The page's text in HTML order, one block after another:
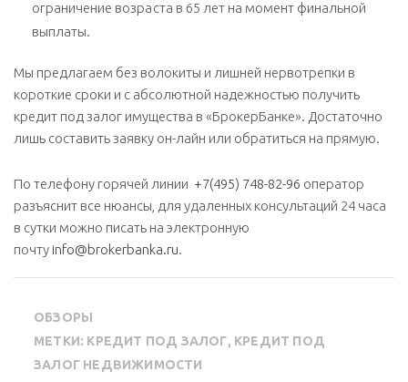
ограничение возраста в 65 лет на момент финальной
выплаты.
Мы предлагаем без волокиты и лишней нервотрепки в
короткие сроки и с абсолютной надежностью получить
кредит под залог имущества в «БрокерБанке». Достаточно
лишь составить заявку он-лайн или обратиться на прямую.
По телефону горячей линии +7(495) 748-82-96 оператор
разъяснит все нюансы, для удаленных консультаций 24 часа
в сутки можно писать на электронную
почту info@brokerbanka.ru.
ОБЗОРЫ
МЕТКИ: КРЕДИТ ПОД ЗАЛОГ, КРЕДИТ ПОД
ЗАЛОГ НЕДВИЖИМОСТИ